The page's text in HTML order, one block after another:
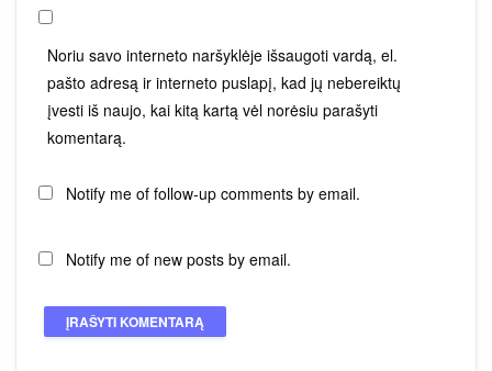
Noriu savo interneto naršyklėje išsaugoti vardą, el.
pašto adresą ir interneto puslapį, kad jų nebereiktų
įvesti iš naujo, kai kitą kartą vėl norėsiu parašyti
komentarą.
Notify me of follow-up comments by email.
Notify me of new posts by email.